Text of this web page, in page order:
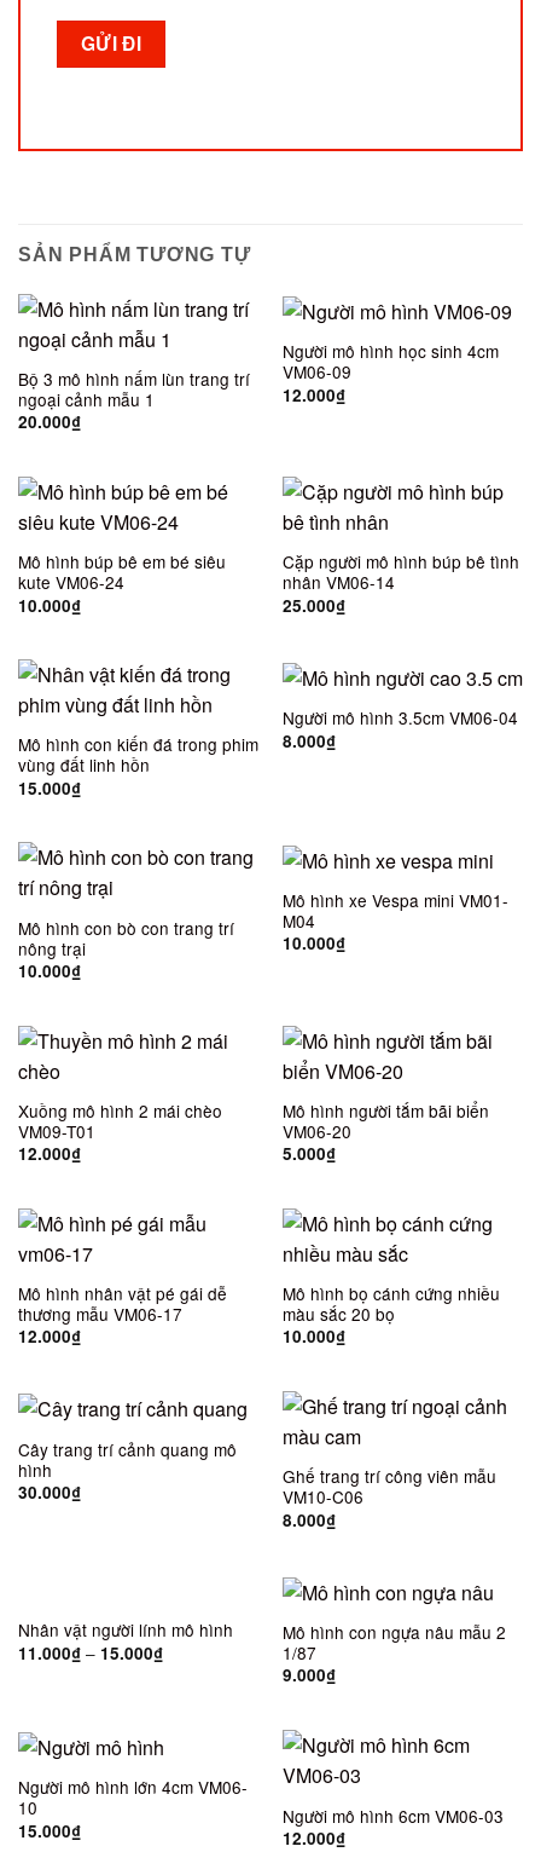
SẢN PHẨM TƯƠNG TỰ
Bộ 3 mô hình nấm lùn trang trí
ngoại cảnh mẫu 1
20.000₫
Người mô hình học sinh 4cm
VM06-09
12.000₫
Mô hình búp bê em bé siêu
kute VM06-24
10.000₫
Cặp người mô hình búp bê tình
nhân VM06-14
25.000₫
Mô hình con kiến đá trong phim
vùng đất linh hồn
15.000₫
Người mô hình 3.5cm VM06-04
8.000₫
Mô hình con bò con trang trí
nông trại
10.000₫
Mô hình xe Vespa mini VM01-
M04
10.000₫
Xuồng mô hình 2 mái chèo
VM09-T01
12.000₫
Mô hình người tắm bãi biển
VM06-20
5.000₫
Mô hình nhân vật pé gái dễ
thương mẫu VM06-17
12.000₫
Mô hình bọ cánh cứng nhiều
màu sắc 20 bọ
10.000₫
Cây trang trí cảnh quang mô
hình
30.000₫
Ghế trang trí công viên mẫu
VM10-C06
8.000₫
Nhân vật người lính mô hình
11.000₫– 15.000₫
Mô hình con ngựa nâu mẫu 2
1/87
9.000₫
Người mô hình lớn 4cm VM06-
10
15.000₫
Người mô hình 6cm VM06-03
12.000₫